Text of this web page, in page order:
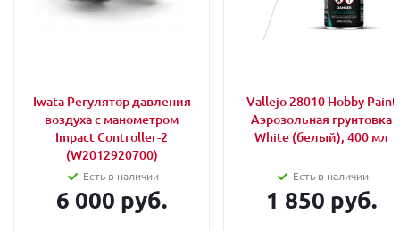
Iwata Регулятор давления
воздуха с манометром
Impact Controller-2
(W2012920700)
Есть в наличии
6 000 руб.
Vallejo 28010 Hobby Paint
Аэрозольная грунтовка
White (белый), 400 мл
Есть в наличии
1 850 руб.